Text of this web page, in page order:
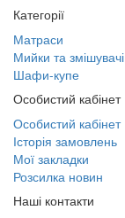
Категорії
Матраси
Мийки та змішувачі
Шафи-купе
Особистий кабінет
Особистий кабінет
Історія замовлень
Мої закладки
Розсилка новин
Наші контакти